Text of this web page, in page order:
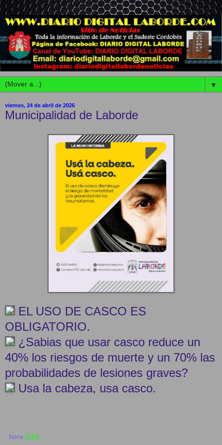
▼
viernes, 24 de abril de 2026
Municipalidad de Laborde
EL USO DE CASCO ES
OBLIGATORIO.
¿Sabias que usar casco reduce un
40% los riesgos de muerte y un 70% las
probabilidades de lesiones graves?
Usa la cabeza, usa casco.
hora 0:18